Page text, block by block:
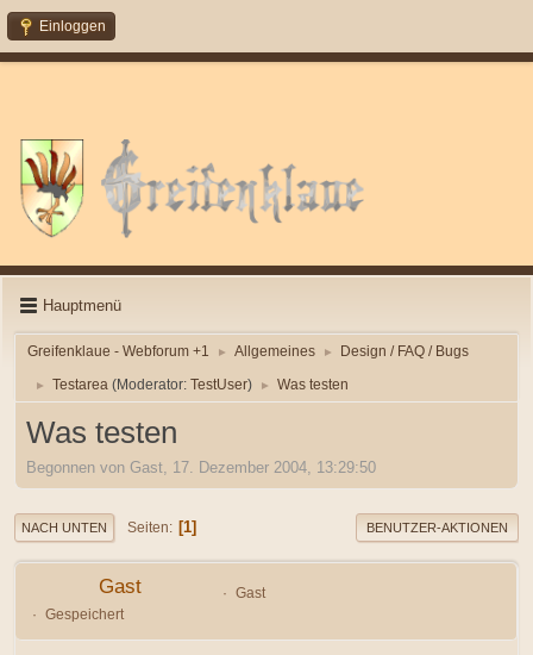
Einloggen
Hauptmenü
Greifenklaue - Webforum +1 ► Allgemeines ► Design / FAQ / Bugs
► Testarea (Moderator: TestUser) ► Was testen
Was testen
Begonnen von Gast, 17. Dezember 2004, 13:29:50
NACH UNTEN Seiten 1 BENUTZER-AKTIONEN
Gast
Gast
Gespeichert